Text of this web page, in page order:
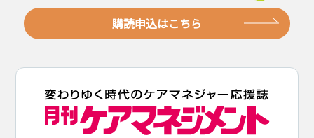
購読申込はこちら